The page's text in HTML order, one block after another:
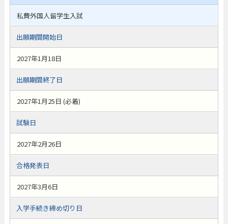
私費外国人留学生入試
出願期間開始日
2027年1月18日
出願期間終了日
2027年1月25日 (必着)
試験日
2027年2月26日
合格発表日
2027年3月6日
入学手続き締め切り日